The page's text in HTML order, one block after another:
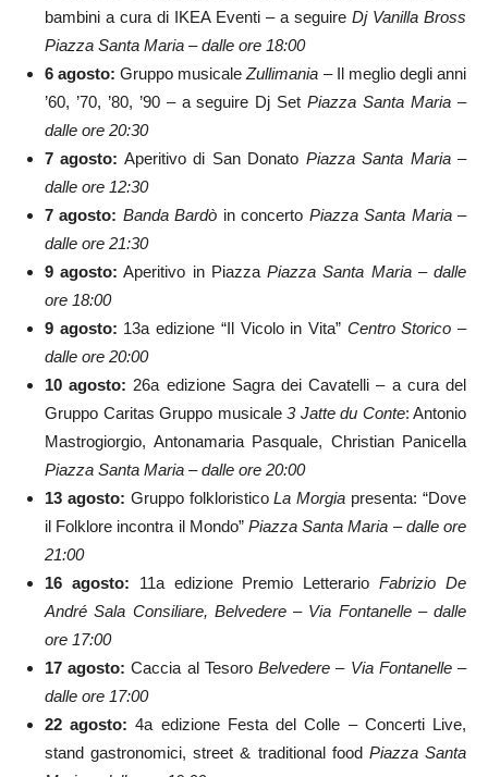
bambini a cura di IKEA Eventi – a seguire Dj Vanilla Bross
Piazza Santa Maria – dalle ore 18:00
6 agosto: Gruppo musicaleZullimania – Il meglio degli anni
’60, ’70, ’80, ’90 – a seguire Dj SetPiazza Santa Maria –
dalle ore 20:30
7 agosto: Aperitivo di San Donato Piazza Santa Maria –
dalle ore 12:30
7 agosto: Banda Bardò in concerto Piazza Santa Maria –
dalle ore 21:30
9 agosto: Aperitivo in PiazzaPiazza Santa Maria – dalle
ore 18:00
9 agosto: 13a edizione “Il Vicolo in Vita” Centro Storico –
dalle ore 20:00
10 agosto: 26a edizione Sagra dei Cavatelli – a cura del
Gruppo Caritas Gruppo musicale 3 Jatte du Conte: Antonio
Mastrogiorgio, Antonamaria Pasquale, Christian Panicella
Piazza Santa Maria – dalle ore 20:00
13 agosto: Gruppo folkloristicoLa Morgia presenta: “Dove
il Folklore incontra il Mondo” Piazza Santa Maria – dalle ore
21:00
16 agosto: 11a edizione Premio LetterarioFabrizio De
André Sala Consiliare, Belvedere – Via Fontanelle – dalle
ore 17:00
17 agosto: Caccia al TesoroBelvedere – Via Fontanelle –
dalle ore 17:00
22 agosto: 4a edizione Festa del Colle – Concerti Live,
stand gastronomici, street & traditional food Piazza Santa